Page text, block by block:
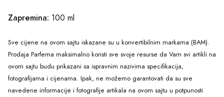
Zapremina: 100 ml
Sve cijene na ovom sajtu iskazane su u konvertibilnim markama (BAM).
Prodaja Parfema maksimalno koristi sve svoje resurse da Vam svi artikli na
ovom sajtu budu prikazani sa ispravnim nazivima specifikacija,
fotografijama i cijenama. Ipak, ne možemo garantovati da su sve
navedene informacije i fotografije artikala na ovom sajtu u potpunosti